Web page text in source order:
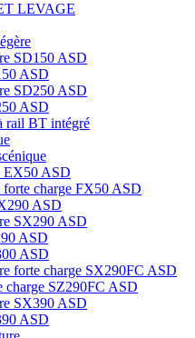
LEVAGE
SD150 ASD
ASD
SD250 ASD
ASD
rail BT intégré
EX50 ASD
charge FX50 ASD
ASD
SX290 ASD
ASD
ASD
forte charge SX290FC ASD
charge SZ290FC ASD
SX390 ASD
ASD